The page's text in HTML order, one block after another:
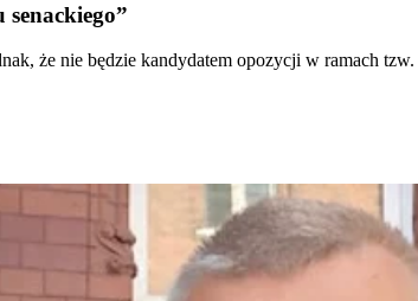
że nie będzie kandydatem opozycji w ramach